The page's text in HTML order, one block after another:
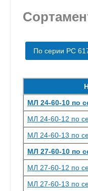
По серии РС
МЛ 24-60-10 по
МЛ 24-60-12 по
МЛ 24-60-13 по
МЛ 27-60-10 по
МЛ 27-60-12 по
МЛ 27-60-13 по